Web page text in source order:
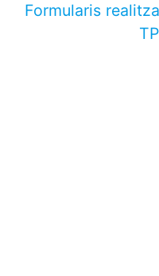
Formularis